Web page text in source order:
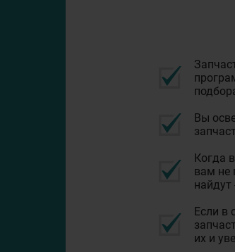
Вы
Когда
вам не
Если в
их и